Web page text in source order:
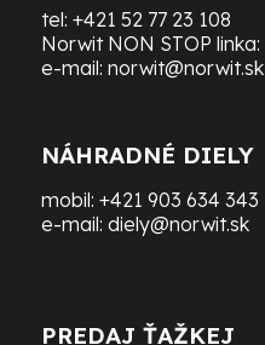
tel: +421 52 77 23 108
Norwit NON STOP linka:
e-mail: norwit@norwit.sk
NÁHRADNÉ DIELY
mobil: +421 903 634 343
e-mail: diely@norwit.sk
PREDAJ ŤAŽKEJ